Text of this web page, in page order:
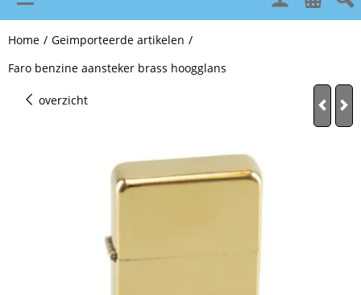
Home / Geimporteerde artikelen /
Faro benzine aansteker brass hoogglans
overzicht